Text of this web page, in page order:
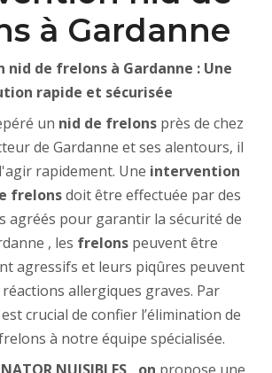
à Gardanne
de frelons à Gardanne : Une
rapide et sécurisée
un nid de frelonsprès de chez
de Gardanne et ses alentours, il
rapidement. Une intervention
frelonsdoit être effectuée par des
agréés pour garantir la sécurité de
, les frelonspeuvent être
agressifs et leurs piqûres peuvent
allergiques graves. Par
crucial de confier l’élimination de
à notre équipe spécialisée.